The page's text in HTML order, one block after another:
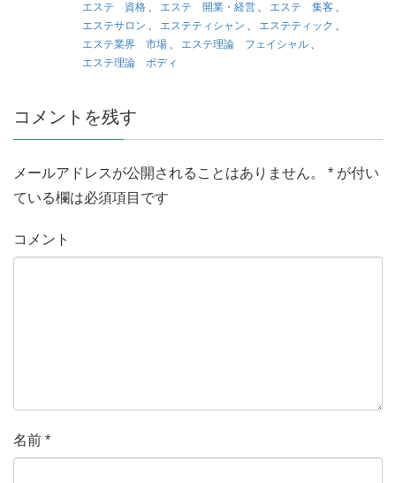
エステ 資格 、 エステ 開業・経営 、 エステ 集客 、
エステサロン 、 エステティシャン 、 エステティック 、
エステ業界 市場 、 エステ理論 フェイシャル 、
エステ理論 ボディ
コメントを残す
メールアドレスが公開されることはありません。 * が付い
ている欄は必須項目です
コメント
名前 *